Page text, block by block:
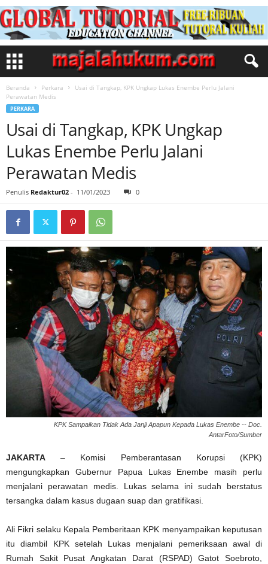
Beranda Perkara
Usai di Tangkap, KPK Ungkap Lukas Enembe Perlu Jalani
Perawatan Medis
PERKARA
Usai di Tangkap, KPK Ungkap
Lukas Enembe Perlu Jalani
Perawatan Medis
Penulis Redaktur02 - 11/01/2023 0
KPK Sampaikan Tidak Ada Janji Apapun Kepada Lukas Enembe -- Doc.
AntarFoto/Sumber
JAKARTA – Komisi Pemberantasan Korupsi (KPK)
mengungkapkan Gubernur Papua Lukas Enembe masih perlu
menjalani perawatan medis. Lukas selama ini sudah berstatus
tersangka dalam kasus dugaan suap dan gratifikasi.
Ali Fikri selaku Kepala Pemberitaan KPK menyampaikan keputusan
itu diambil KPK setelah Lukas menjalani pemeriksaan awal di
Rumah Sakit Pusat Angkatan Darat (RSPAD) Gatot Soebroto,